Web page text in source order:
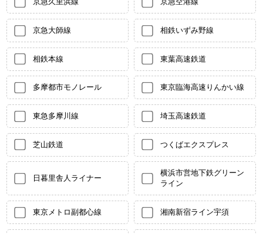
京急大師線 相鉄いずみ野線
相鉄本線 東葉高速鉄道
多摩都市モノレール 東京臨海高速りんかい線
東急多摩川線 埼玉高速鉄道
芝山鉄道 つくばエクスプレス
日暮里舎人ライナー
横浜市営地下鉄グリーン
ライン
東京メトロ副都心線 湘南新宿ライン宇須